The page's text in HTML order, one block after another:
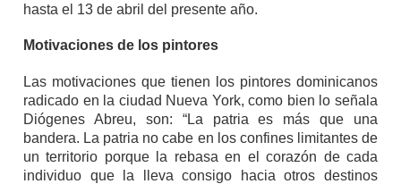
hasta el 13 de abril del presente año.
Motivaciones de los pintores
Las motivaciones que tienen los pintores dominicanos
radicado en la ciudad Nueva York, como bien lo señala
Diógenes Abreu, son: “La patria es más que una
bandera. La patria no cabe en los confines limitantes de
un territorio porque la rebasa en el corazón de cada
individuo que la lleva consigo hacia otros destinos